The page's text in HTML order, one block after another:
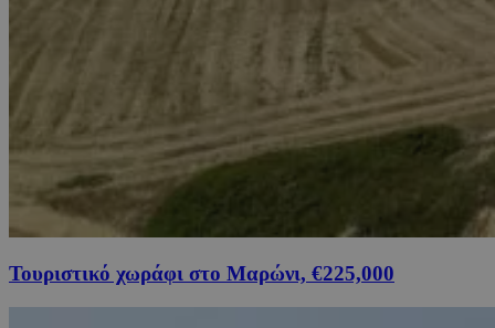
Τουριστικό χωράφι στο Μαρώνι, €225,000